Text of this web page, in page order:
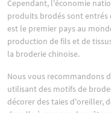
Cependant, l'économie
produits brodés sont entrés
est le premier pays au
production de fils et de
la broderie chinoise.
Nous vous recommandons
utilisant des motifs de
décorer des taies d'oreiller,